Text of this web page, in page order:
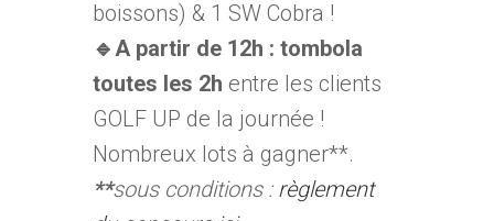
boissons) & 1 SW Cobra !
🔹A partir de 12h : tombola
toutes les 2h entre les clients
GOLF UP de la journée !
Nombreux lots à gagner**.
**sous conditions :règlement